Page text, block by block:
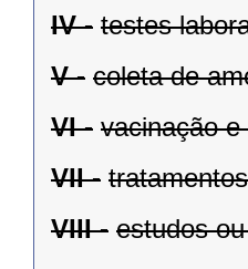
IV - testes
V - coleta de
VI - vacinação
VII -
VIII - estudos